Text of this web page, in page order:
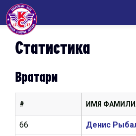
Статистика
Вратари
ИМЯ
Денис
#
66